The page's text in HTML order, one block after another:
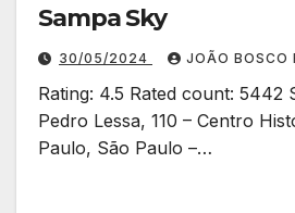
Sampa Sky
30/05/2024 JOÃO BOSCO
Rating: 4.5 Rated count: 5442
Pedro Lessa, 110 – Centro
Paulo, São Paulo –…